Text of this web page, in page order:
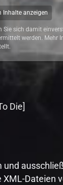
Inhalte anzeigen
Sie sich damit
werden. Mehr
Die]
Dateien